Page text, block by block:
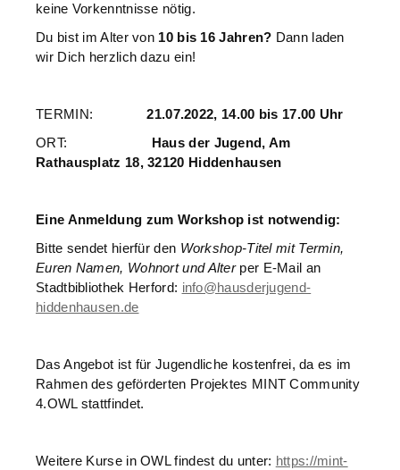
keine Vorkenntnisse nötig.
Du bist im Alter von 10 bis 16 Jahren? Dann laden
wir Dich herzlich dazu ein!
TERMIN:21.07.2022, 14.00 bis 17.00 Uhr
ORT: Haus der Jugend, Am
Rathausplatz 18, 32120 Hiddenhausen
Eine Anmeldung zum Workshop ist notwendig:
Bitte sendet hierfür den Workshop-Titel mit Termin,
Euren Namen, Wohnort und Alterper E-Mail an
Stadtbibliothek Herford: info@hausderjugend-
hiddenhausen.de
Das Angebot ist für Jugendliche kostenfrei, da es im
Rahmen des geförderten Projektes MINT Community
4.OWL stattfindet.
Weitere Kurse in OWL findest du unter: https://mint-